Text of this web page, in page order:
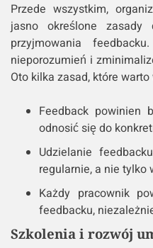
Przede wszystkim,
jasno określone zasady
przyjmowania
nieporozumień i
Oto kilka zasad, które
Feedback powinien
odnosić się do
Udzielanie
regularnie, a nie tylko
Każdy pracownik
feedbacku,
Szkolenia i rozwój